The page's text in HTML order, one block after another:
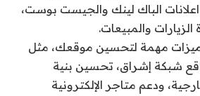
الباك لينك والجيست بوست،
والمبيعات.
مهمة لتحسين موقعك، مثل
شبكة إشراق، تحسين بنية
ودعم متاجر الإلكترونية